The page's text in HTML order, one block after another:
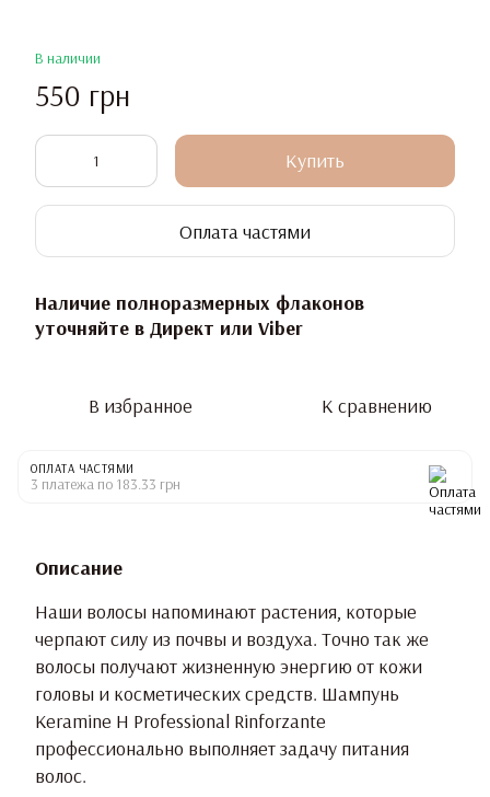
В наличии
550 грн
Купить
Оплата частями
Наличие полноразмерных флаконов
уточняйте в Директ или Viber
В избранное К сравнению
ОПЛАТА ЧАСТЯМИ
3 платежа по 183.33 грн
Описание
Наши волосы напоминают растения, которые
черпают силу из почвы и воздуха. Точно так же
волосы получают жизненную энергию от кожи
головы и косметических средств. Шампунь
Keramine H Professional Rinforzante
профессионально выполняет задачу питания
волос.